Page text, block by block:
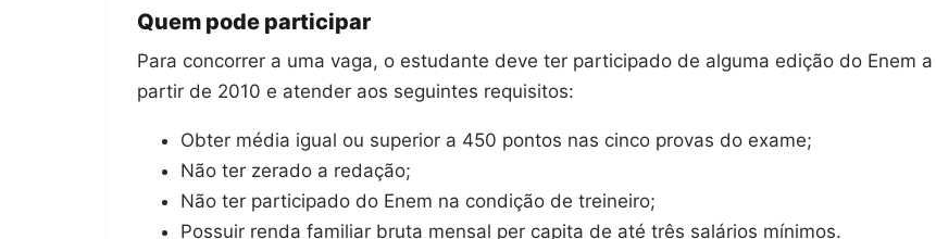
Quem pode participar
Para concorrer a uma vaga, o estudante deve ter participado de alguma edição do Enem a
partir de 2010 e atender aos seguintes requisitos:
Obter média igual ou superior a 450 pontos nas cinco provas do exame;
Não ter zerado a redação;
Não ter participado do Enem na condição de treineiro;
Possuir renda familiar bruta mensal per capita de até três salários mínimos.